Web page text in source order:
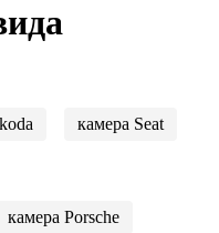
камера Seat
камера Porsche